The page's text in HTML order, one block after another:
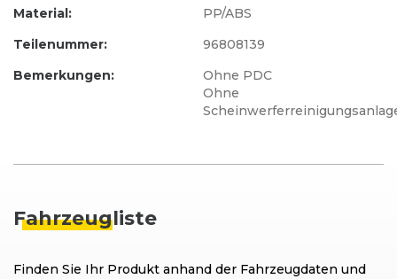
Material:
PP/ABS
Teilenummer:
96808139
Bemerkungen:
Ohne PDC
Ohne
Fahrzeugliste
Finden Sie Ihr Produkt anhand der Fahrzeugdaten und